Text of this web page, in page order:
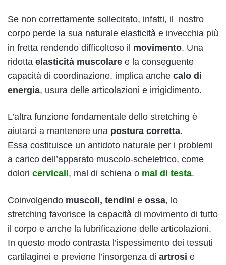
Se non correttamente sollecitato, infatti, il nostro
corpo perde la sua naturale elasticità e invecchia più
in fretta rendendo difficoltoso il movimento. Una
ridotta elasticità muscolare e la conseguente
capacità di coordinazione, implica anche calo di
energia, usura delle articolazioni e irrigidimento.
L’altra funzione fondamentale dello stretching è
aiutarci a mantenere una postura corretta.
Essa costituisce un antidoto naturale per i problemi
a carico dell’apparato muscolo-scheletrico, come
dolori cervicali, mal di schiena o mal di testa.
Coinvolgendo muscoli, tendini e ossa, lo
stretching favorisce la capacità di movimento di tutto
il corpo e anche la lubrificazione delle articolazioni.
In questo modo contrasta l’ispessimento dei tessuti
cartilaginei e previene l’insorgenza di artrosi e